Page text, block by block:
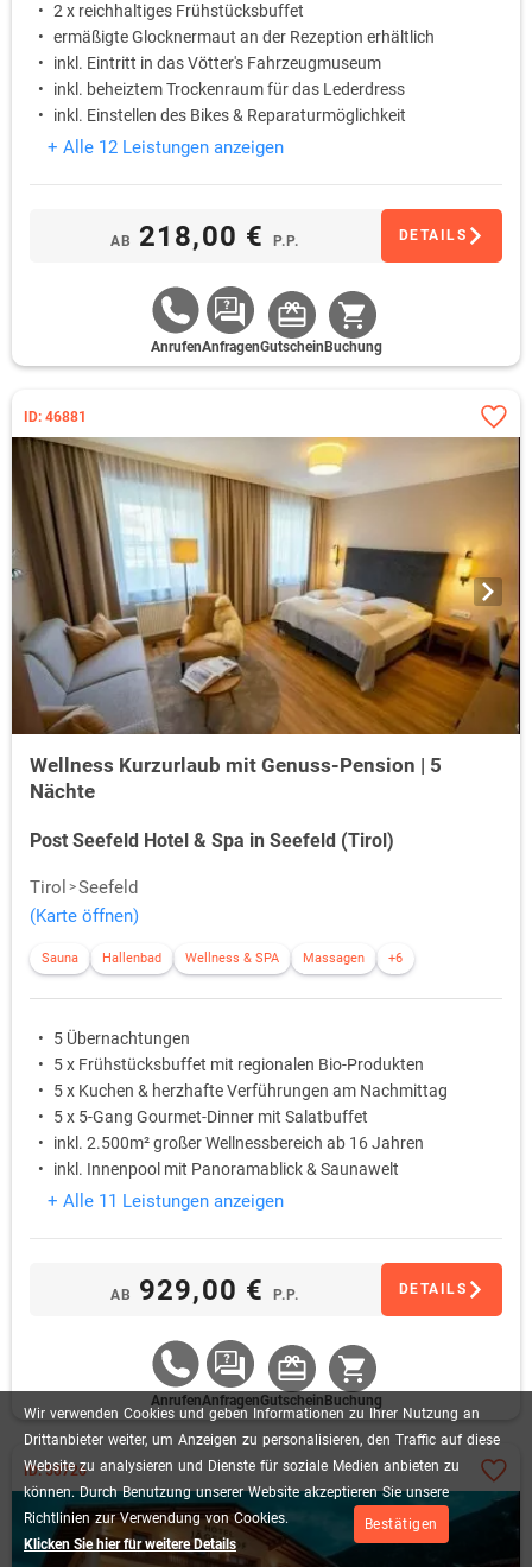
Wir verwenden Cookies und geben Informationen zu Ihrer Nutzung an
Drittanbieter weiter, um Anzeigen zu personalisieren, den Traffic auf diese
Website zu analysieren und Dienste für soziale Medien anbieten zu
können. Durch Benutzung unserer Website akzeptieren Sie unsere
Richtlinien zur Verwendung von Cookies.
Klicken Sie hier für weitere Details
Bestätigen
2 x reichhaltiges Frühstücksbuffet
ermäßigte Glocknermaut an der Rezeption erhältlich
inkl. Eintritt in das Vötter's Fahrzeugmuseum
inkl. beheiztem Trockenraum für das Lederdress
inkl. Einstellen des Bikes & Reparaturmöglichkeit
+ Alle 12 Leistungen anzeigen
AB 218,00 € P.P. DETAILS
AnrufenAnfragenGutschein Buchung
ID: 46881
Wellness Kurzurlaub mit Genuss-Pension | 5
Nächte
Post Seefeld Hotel & Spa in Seefeld (Tirol)
Tirol
Seefeld
(Karte öffnen)
Sauna Hallenbad Wellness & SPA Massagen +6
5 Übernachtungen
5 x Frühstücksbuffet mit regionalen Bio-Produkten
5 x Kuchen & herzhafte Verführungen am Nachmittag
5 x 5-Gang Gourmet-Dinner mit Salatbuffet
inkl. 2.500m² großer Wellnessbereich ab 16 Jahren
inkl. Innenpool mit Panoramablick & Saunawelt
+ Alle 11 Leistungen anzeigen
AB 929,00 € P.P. DETAILS
AnrufenAnfragenGutschein Buchung
ID: 50726